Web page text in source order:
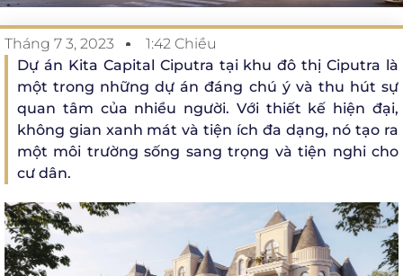
Tháng 7 3, 2023
1:42 Chiều
Dự án Kita Capital Ciputra tại khu đô thị Ciputra là
một trong những dự án đáng chú ý và thu hút sự
quan tâm của nhiều người. Với thiết kế hiện đại,
không gian xanh mát và tiện ích đa dạng, nó tạo ra
một môi trường sống sang trọng và tiện nghi cho
cư dân.